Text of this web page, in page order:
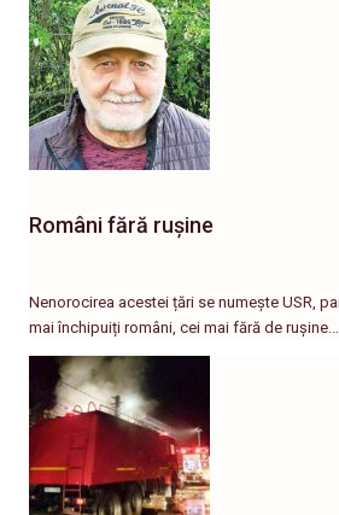
Români fără rușine
Nenorocirea acestei țări se numește USR,
mai închipuiți români, cei mai fără de rușine.…